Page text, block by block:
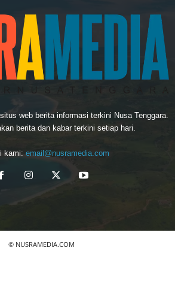
web berita informasi terkini Nusa Tenggara.
berita dan kabar terkini setiap hari.
kami: email@nusramedia.com
© NUSRAMEDIA.COM